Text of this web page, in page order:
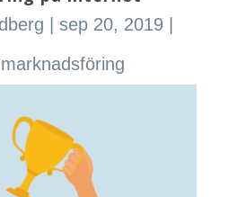
sep 20, 2019